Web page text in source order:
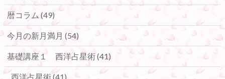
暦コラム(49)
今月の新月満月 (54)
基礎講座１ 西洋占星術(41)
西洋占星術(41)